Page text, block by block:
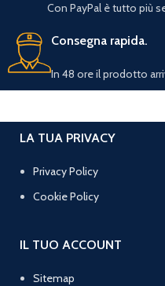
Con PayPal è tutto più
Consegna rapida.
In 48 ore il prodotto
LA TUA PRIVACY
Privacy Policy
Cookie Policy
IL TUO ACCOUNT
Sitemap